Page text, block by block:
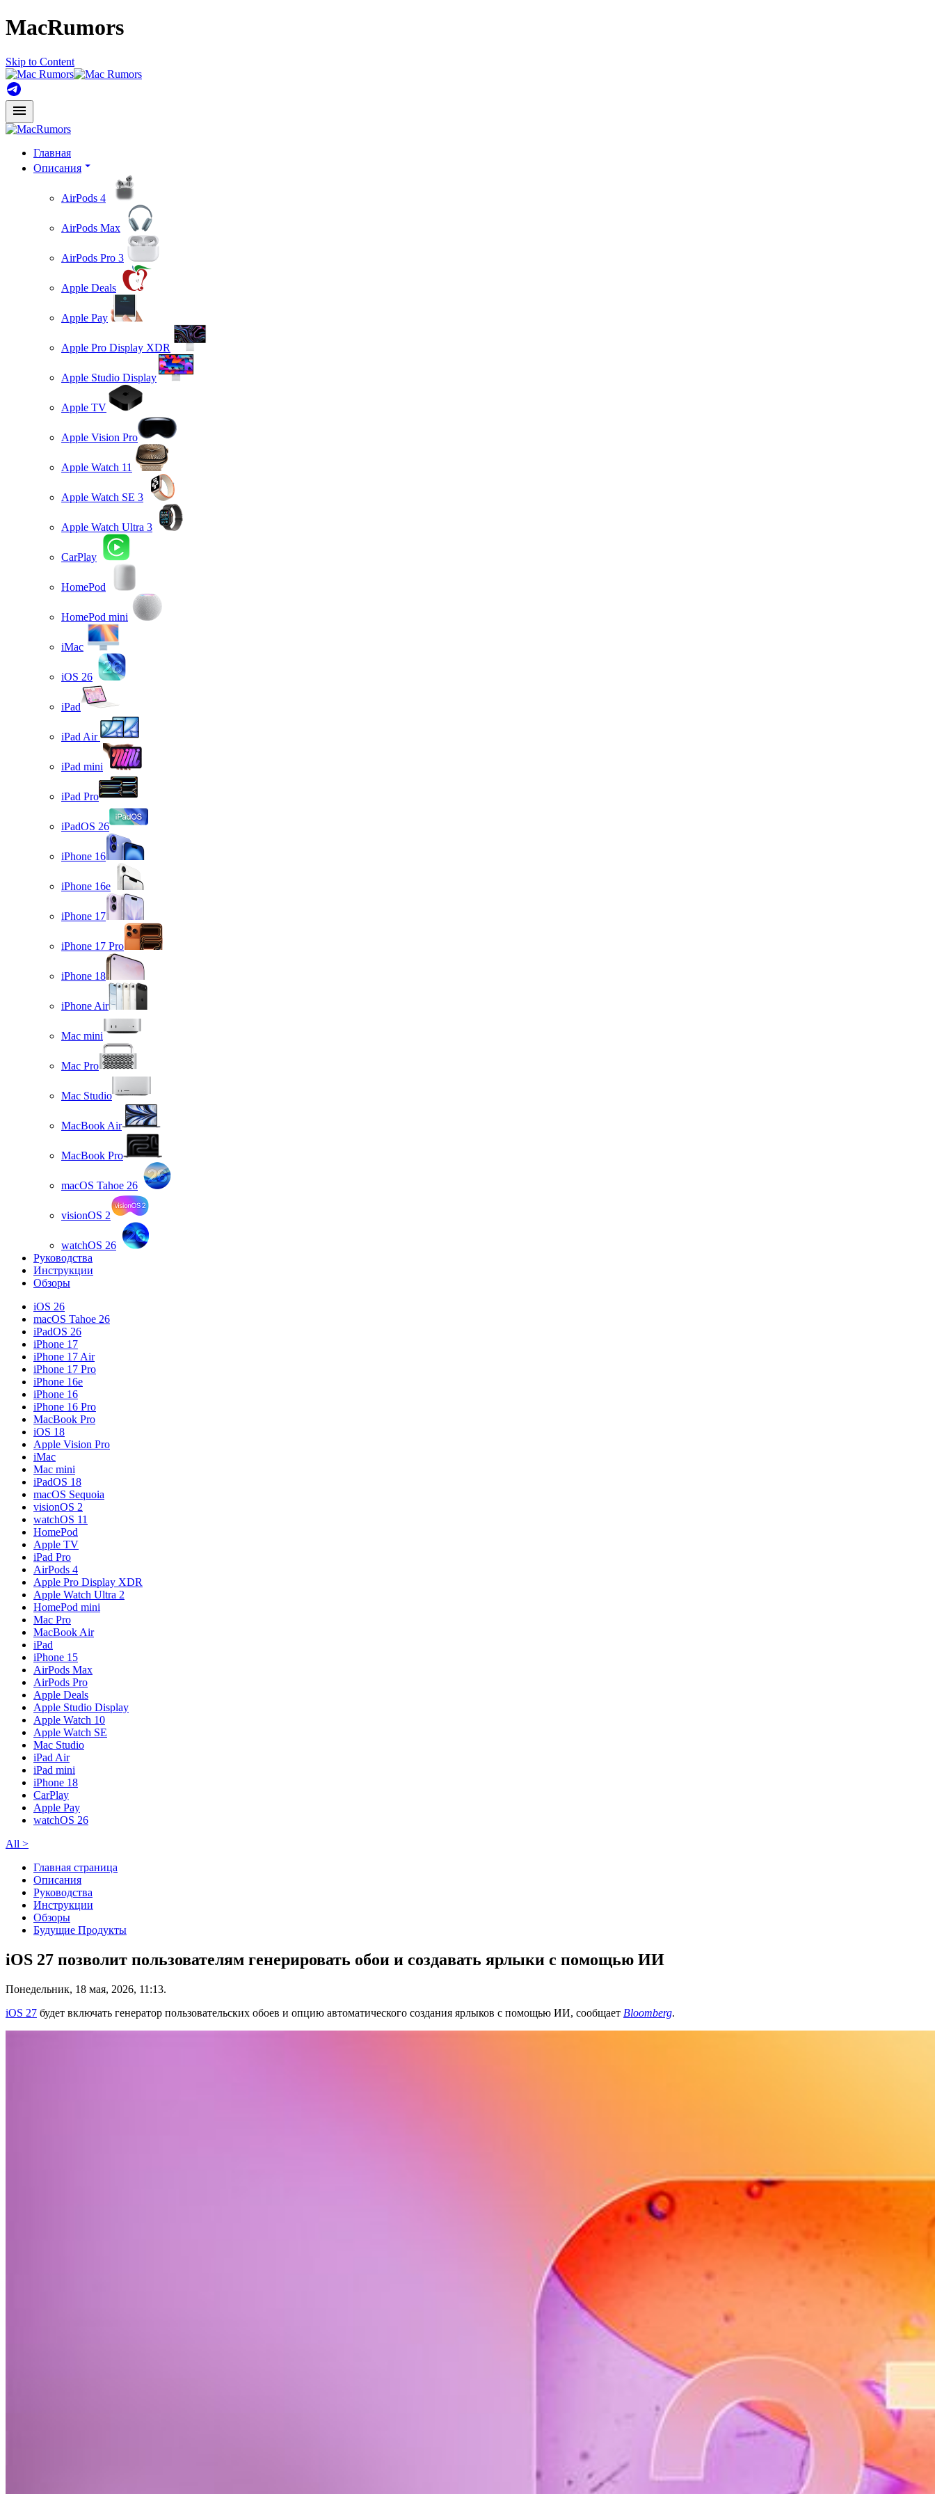
MacRumors
Skip to Content
Главная
Описания
AirPods 4
AirPods Max
AirPods Pro 3
Apple Deals
Apple Pay
Apple Pro Display XDR
Apple Studio Display
Apple TV
Apple Vision Pro
Apple Watch 11
Apple Watch SE 3
Apple Watch Ultra 3
CarPlay
HomePod
HomePod mini
iMac
iOS 26
iPad
iPad Air
iPad mini
iPad Pro
iPadOS 26
iPhone 16
iPhone 16e
iPhone 17
iPhone 17 Pro
iPhone 18
iPhone Air
Mac mini
Mac Pro
Mac Studio
MacBook Air
MacBook Pro
macOS Tahoe 26
visionOS 2
watchOS 26
Руководства
Инструкции
Обзоры
iOS 26
macOS Tahoe 26
iPadOS 26
iPhone 17
iPhone 17 Air
iPhone 17 Pro
iPhone 16e
iPhone 16
iPhone 16 Pro
MacBook Pro
iOS 18
Apple Vision Pro
iMac
Mac mini
iPadOS 18
macOS Sequoia
visionOS 2
watchOS 11
HomePod
Apple TV
iPad Pro
AirPods 4
Apple Pro Display XDR
Apple Watch Ultra 2
HomePod mini
Mac Pro
MacBook Air
iPad
iPhone 15
AirPods Max
AirPods Pro
Apple Deals
Apple Studio Display
Apple Watch 10
Apple Watch SE
Mac Studio
iPad Air
iPad mini
iPhone 18
CarPlay
Apple Pay
watchOS 26
All >
Главная страница
Описания
Руководства
Инструкции
Обзоры
Будущие Продукты
iOS 27 позволит пользователям генерировать обои и создавать ярлыки с помощью ИИ
Понедельник, 18 мая, 2026, 11:13.
iOS 27 будет включать генератор пользовательских обоев и опцию автоматического создания ярлыков с помощью ИИ, сообщает Bloomberg.